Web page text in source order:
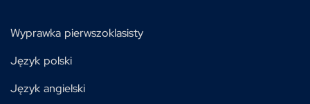
Wyprawka pierwszoklasisty
Język polski
Język angielski